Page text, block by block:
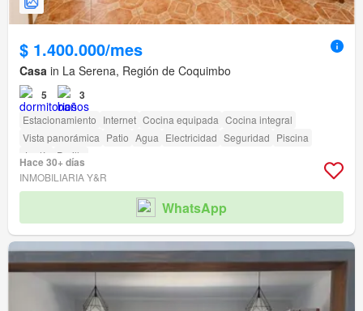
$ 1.400.000/mes
Casa in La Serena, Región de Coquimbo
5 3
Estacionamiento Internet Cocina equipada Cocina integral
Vista panorámica Patio Agua Electricidad Seguridad Piscina
Jardín
Parilla
Hace 30+ días
INMOBILIARIA Y&R
WhatsApp